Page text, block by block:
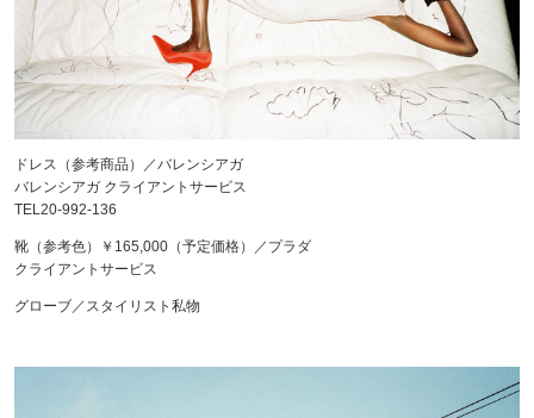
ドレス（参考商品）／バレンシアガ
バレンシアガ クライアントサービス
TEL20-992-136
靴（参考色）￥165,000（予定価格）／プラダ
クライアントサービス
グローブ／スタイリスト私物